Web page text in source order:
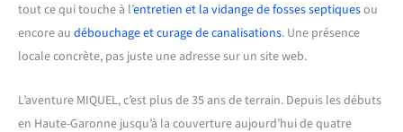
tout ce qui touche à l’entretien et la vidange de fosses septiquesou
encore au débouchage et curage de canalisations. Une présence
locale concrète, pas juste une adresse sur un site web.
L’aventure MIQUEL, c’est plus de 35 ans de terrain. Depuis les débuts
en Haute-Garonne jusqu’à la couverture aujourd’hui de quatre